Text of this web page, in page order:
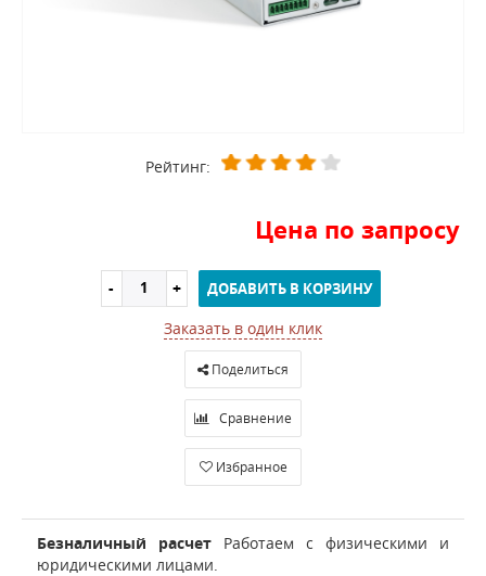
Рейтинг:
Цена по запросу
ДОБАВИТЬ В КОРЗИНУ
Заказать в один клик
Поделиться
Сравнение
Избранное
Безналичный расчет Работаем с физическими и
юридическими лицами.